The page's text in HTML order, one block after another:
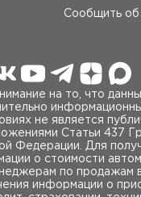
Сообщить
на то, что
не является
Статьи 437
Федерации. Для
о стоимости
по продажам
информации о